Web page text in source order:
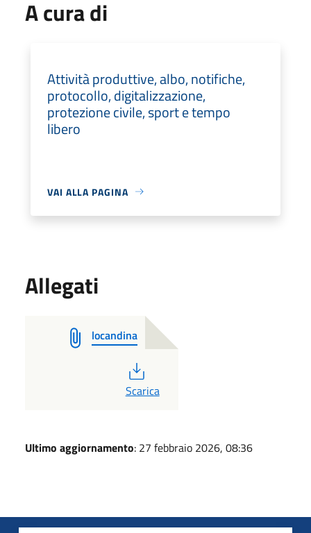
A cura di
Attività produttive, albo, notifiche,
protocollo, digitalizzazione,
protezione civile, sport e tempo
libero
VAI ALLA PAGINA
Allegati
locandina
PDF
Scarica
Ultimo aggiornamento: 27 febbraio 2026, 08:36